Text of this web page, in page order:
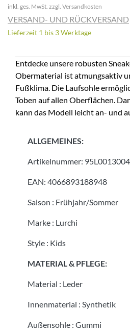
inkl. ges. MwSt. zzgl. Versandkosten
VERSAND- UND RÜCKVERSAND
Lieferzeit 1 bis 3 Werktage
Entdecke unsere robusten
Obermaterial ist atmungsaktiv
Fußklima. Die Laufsohle
Toben auf allen Oberflächen.
kann das Modell leicht an- und
ALLGEMEINES:
Artikelnummer: 95L0013004
EAN: 4066893188948
Saison : Frühjahr/Sommer
Marke : Lurchi
Style : Kids
MATERIAL & PFLEGE:
Material : Leder
Innenmaterial : Synthetik
Außensohle : Gummi